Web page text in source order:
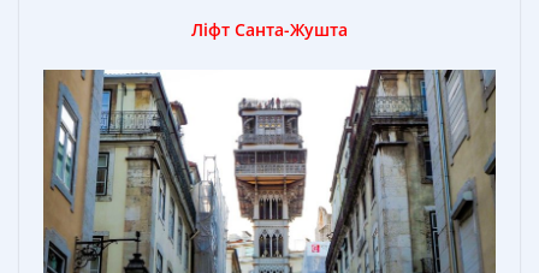
Ліфт Санта-Жушта